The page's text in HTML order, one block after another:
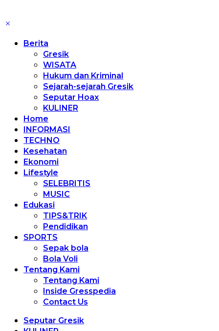
Berita
Gresik
WISATA
Hukum dan Kriminal
Sejarah-sejarah Gresik
Seputar Hoax
KULINER
Home
INFORMASI
TECHNO
Kesehatan
Ekonomi
Lifestyle
SELEBRITIS
MUSIC
Edukasi
TIPS&TRIK
Pendidikan
SPORTS
Sepak bola
Bola Voli
Tentang Kami
Tentang Kami
Inside Gresspedia
Contact Us
Seputar Gresik